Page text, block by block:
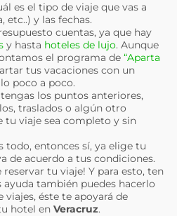
es el tipo de viaje que vas a
etc..) y las fechas.
cuentas, ya que hay
y hasta hoteles de lujo. Aunque
el programa de “Aparta
tus vacaciones con un
poco a poco.
los puntos anteriores,
traslados o algún otro
tu viaje sea completo y sin
todo, entonces sí, ya elige tu
de acuerdo a tus condiciones.
tu viaje! Y para esto, ten
ayuda también puedes hacerlo
éste te apoyará de
hotel en Veracruz.